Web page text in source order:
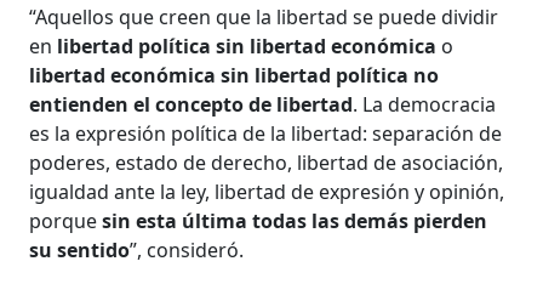
“Aquellos que creen que la libertad se puede dividir
en libertad política sin libertad económica o
libertad económica sin libertad política no
entienden el concepto de libertad. La democracia
es la expresión política de la libertad: separación de
poderes, estado de derecho, libertad de asociación,
igualdad ante la ley, libertad de expresión y opinión,
porquesin esta última todas las demás pierden
su sentido”, consideró.